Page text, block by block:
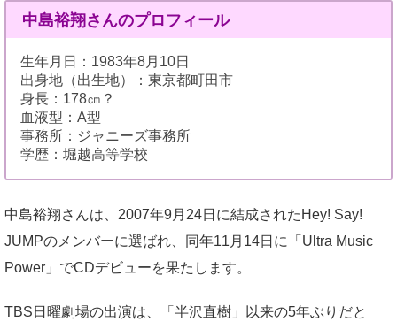
中島裕翔さんのプロフィール
生年月日：1983年8月10日
出身地（出生地）：東京都町田市
身長：178㎝？
血液型：A型
事務所：ジャニーズ事務所
学歴：堀越高等学校
中島裕翔さんは、2007年9月24日に結成されたHey! Say!
JUMPのメンバーに選ばれ、同年11月14日に「Ultra Music
Power」でCDデビューを果たします。
TBS日曜劇場の出演は、「半沢直樹」以来の5年ぶりだと